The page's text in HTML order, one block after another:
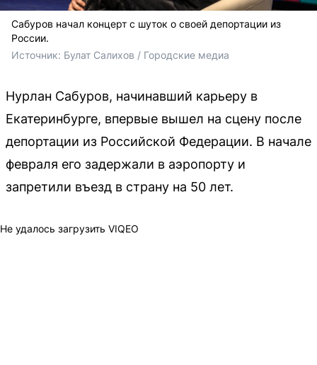
Сабуров начал концерт с шуток о своей депортации из
России.
Источник: Булат Салихов / Городские медиа
Нурлан Сабуров, начинавший карьеру в
Екатеринбурге, впервые вышел на сцену после
депортации из Российской Федерации. В начале
февраля его задержали в аэропорту и
запретили въезд в страну на 50 лет.
Не удалось загрузить VIQEO